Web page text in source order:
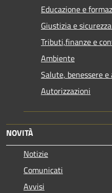
Educazione e
Giustizia e
Tributi,finanze e
Ambiente
Salute, benessere e
Autorizzazioni
NOVITÀ
Notizie
Comunicati
Avvisi